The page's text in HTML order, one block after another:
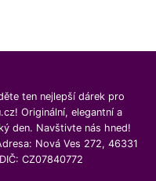
ten nejlepší dárek pro
Originální, elegantní a
den. Navštivte nás hned!
Nová Ves 272, 46331
CZ07840772